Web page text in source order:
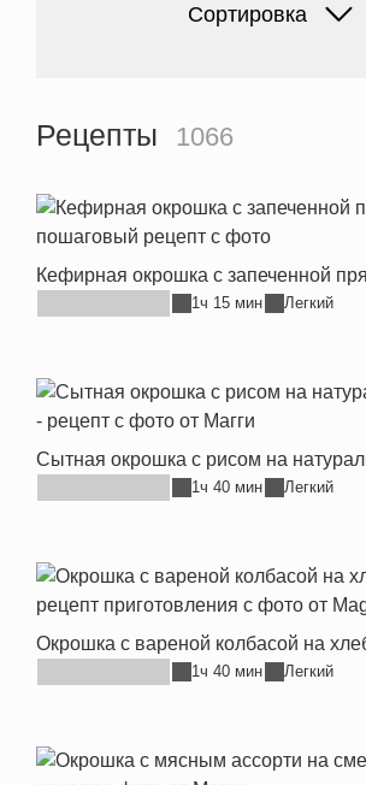
Сортировка
Рецепты 1066
Кефирная окрошка с запеченной
1ч 15 мин Легкий
Сытная окрошка с рисом на
1ч 40 мин Легкий
Окрошка с вареной колбасой на
1ч 40 мин Легкий